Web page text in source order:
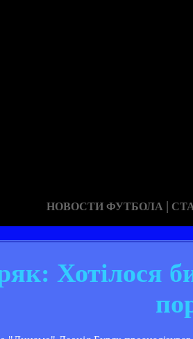
НОВОСТИ ФУТБОЛА |
Хотілося